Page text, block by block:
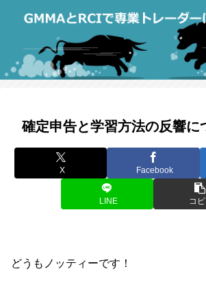
確定申告と学習方法の反響に
X Facebook
LINE コ
どうもノッティーです！